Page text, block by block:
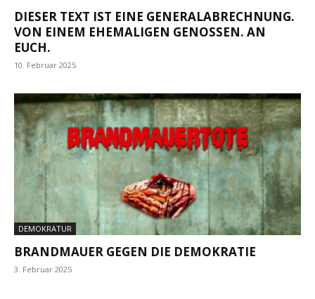
DIESER TEXT IST EINE GENERALABRECHNUNG.
VON EINEM EHEMALIGEN GENOSSEN. AN
EUCH.
10. Februar 2025
DEMOKRATUR
BRANDMAUER GEGEN DIE DEMOKRATIE
3. Februar 2025